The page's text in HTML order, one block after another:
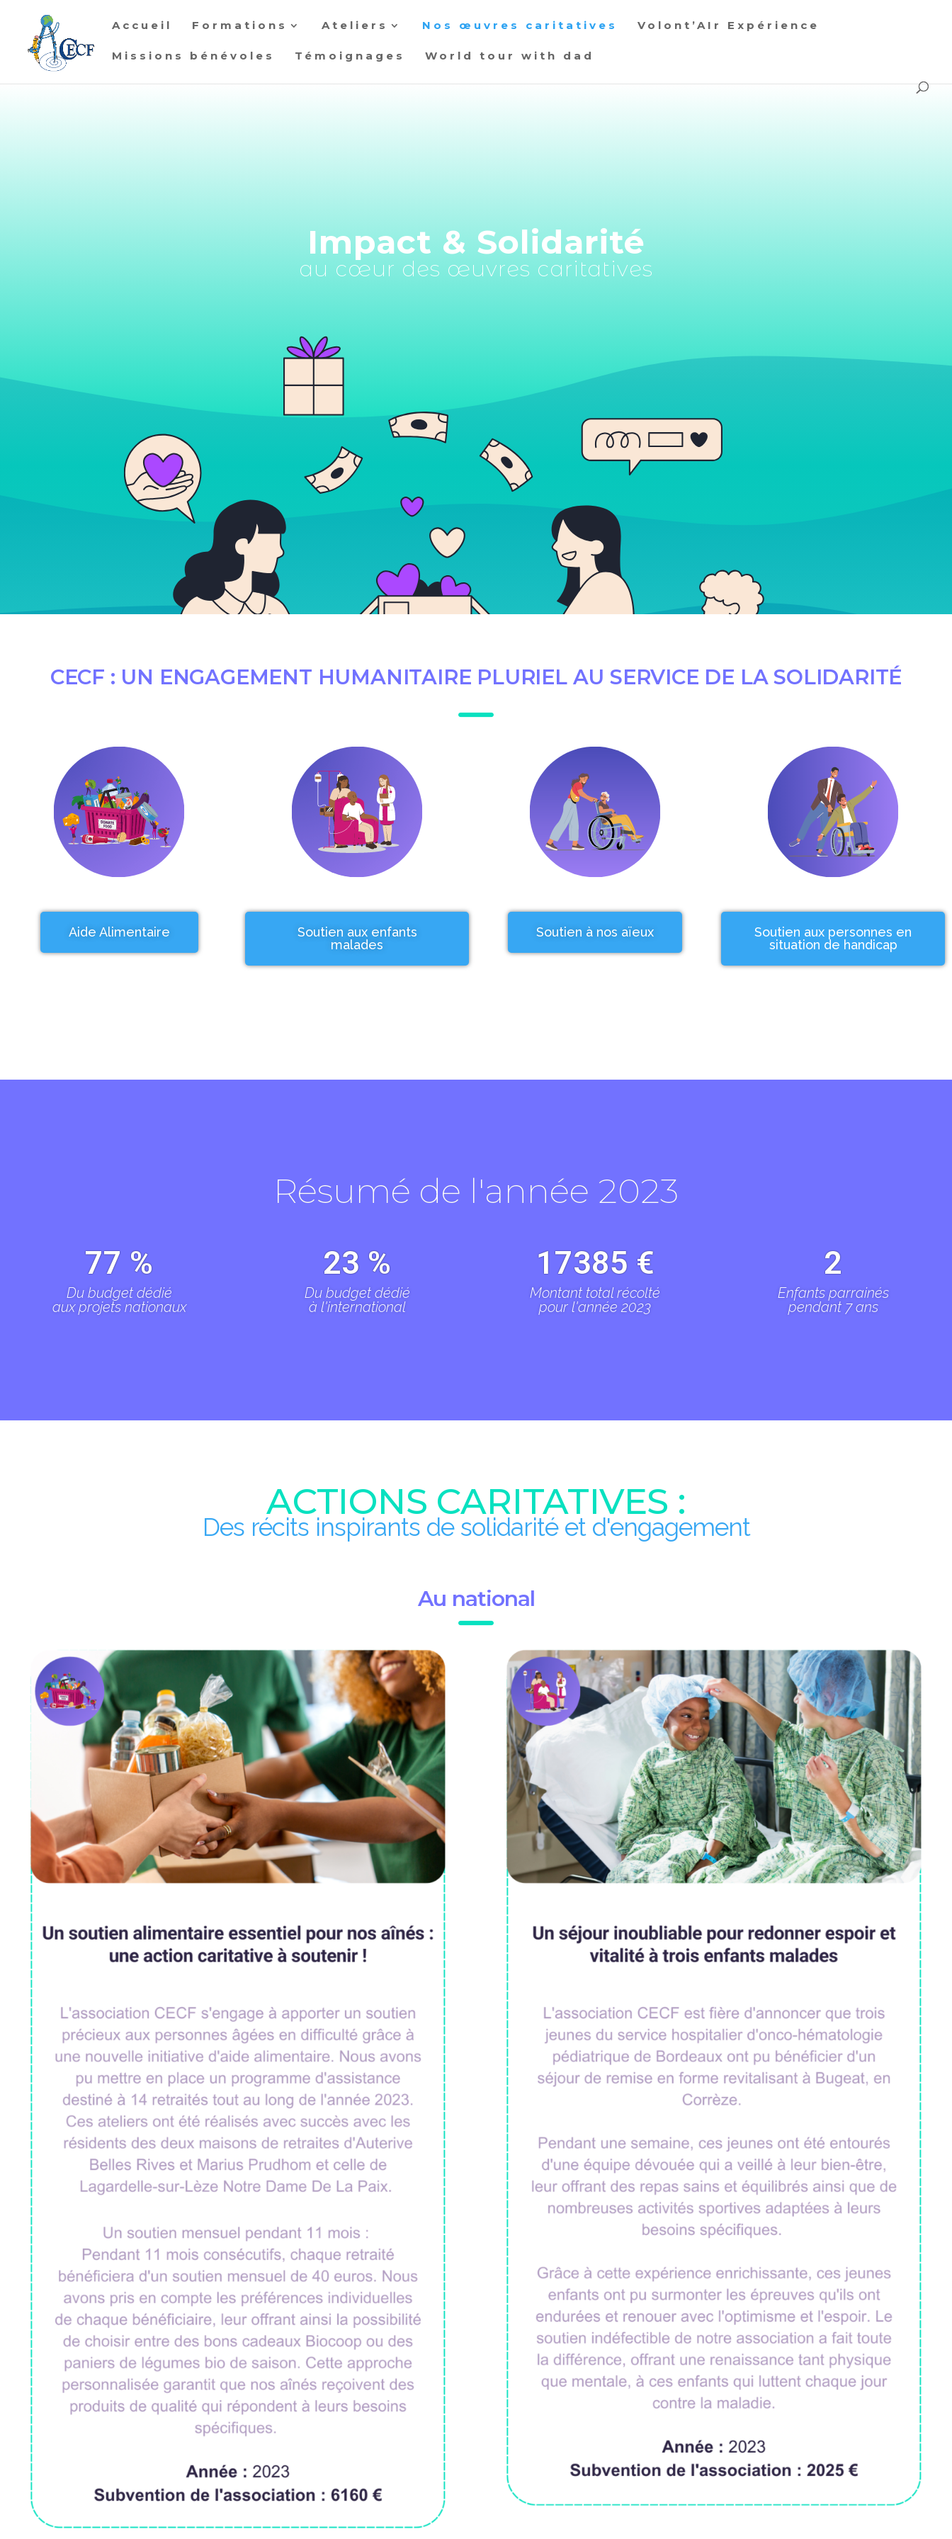
Accueil Formations Ateliers Nos œuvres caritatives Volont’AIr Expérience
Missions bénévoles Témoignages World tour with dad
Impact & Solidarité
au cœur des œuvres caritatives
CECF : UN ENGAGEMENT HUMANITAIRE PLURIEL AU SERVICE DE LA SOLIDARITÉ
Aide Alimentaire
Soutien aux enfants
malades
Soutien à nos aïeux
Soutien aux personnes en
situation de handicap
Résumé de l'année 2023
77 % 23 % 17385 € 2
Du budget dédié
aux projets nationaux
Du budget dédié
à l'international
Montant total récolté
pour l'année 2023
Enfants parrainés
pendant 7 ans
ACTIONS CARITATIVES :
Des récits inspirants de solidarité et d'engagement
Au national